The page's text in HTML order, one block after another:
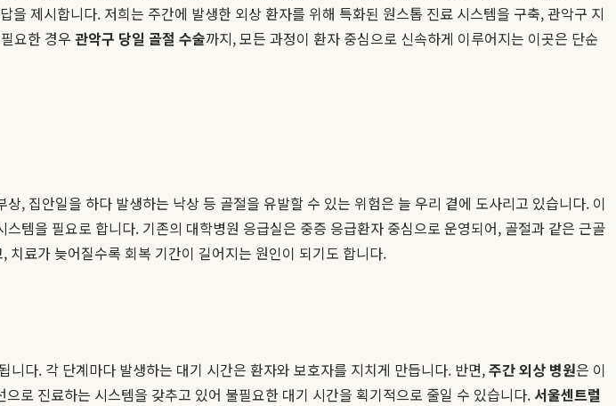
을 제시합니다. 저희는 주간에 발생한 외상 환자를 위해 특화된 원스톱 진료 시스템을 구축, 관악구 지
요한 경우 관악구 당일 골절 수술까지, 모든 과정이 환자 중심으로 신속하게 이루어지는 이곳은 단순
, 집안일을 하다 발생하는 낙상 등 골절을 유발할 수 있는 위험은 늘 우리 곁에 도사리고 있습니다. 이
템을 필요로 합니다. 기존의 대학병원 응급실은 중증 응급환자 중심으로 운영되어, 골절과 같은 근골
료가 늦어질수록 회복 기간이 길어지는 원인이 되기도 합니다.
다. 각 단계마다 발생하는 대기 시간은 환자와 보호자를 지치게 만듭니다. 반면,주간 외상 병원은 이
로 진료하는 시스템을 갖추고 있어 불필요한 대기 시간을 획기적으로 줄일 수 있습니다. 서울센트럴